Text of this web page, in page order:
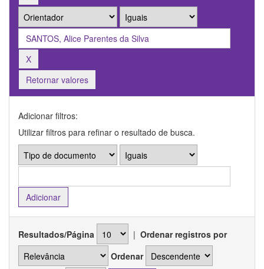
Retornar valores
Adicionar filtros:
Utilizar filtros para refinar o resultado de busca.
Resultados/Página | Ordenar registros por
Ordenar